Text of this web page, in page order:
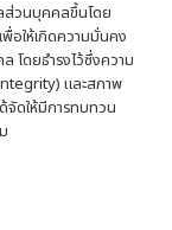
ส่วนบุคคลขึ้นโดย
อให้เกิดความมั่นคง
โดยธำรงไว้ซึ่งความ
และสภาพ
จัดให้มีการทบทวน